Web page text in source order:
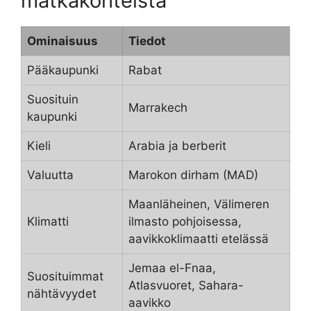
Ominaisuus Tiedot
Pääkaupunki Rabat
Suosituin
kaupunki
Marrakech
Kieli Arabia ja berberit
Valuutta Marokon dirham (MAD)
Klimatti
Maanläheinen, Välimeren
ilmasto pohjoisessa,
aavikkoklimaatti etelässä
Suosituimmat
nähtävyydet
Jemaa el-Fnaa,
Atlasvuoret, Sahara-
aavikko